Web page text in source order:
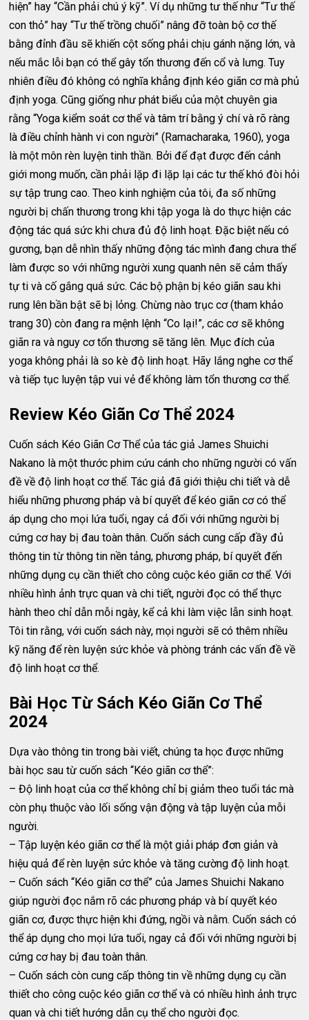
hiện” hay “Cần phải chú ý kỹ”. Ví dụ những tư thế như “Tư thế
con thỏ” hay “Tư thế trồng chuối” nâng đỡ toàn bộ cơ thế
bằng đỉnh đầu sẽ khiến cột sống phải chịu gánh nặng lớn, và
nếu mắc lỗi bạn có thể gây tổn thương đến cổ và lưng. Tuy
nhiên điều đó không có nghĩa khẳng định kéo giãn cơ mà phủ
định yoga. Cũng giống như phát biểu của một chuyên gia
rằng “Yoga kiểm soát cơ thể và tâm trí bằng ý chí và rõ ràng
là điều chỉnh hành vi con người” (Ramacharaka, 1960), yoga
là một môn rèn luyện tinh thần. Bởi để đạt được đến cảnh
giới mong muốn, cần phải lặp đi lặp lại các tư thế khó đòi hỏi
sự tập trung cao. Theo kinh nghiệm của tôi, đa số những
người bị chấn thương trong khi tập yoga là do thực hiện các
động tác quá sức khi chưa đủ độ linh hoạt. Đặc biệt nếu có
gương, bạn dễ nhìn thấy những động tác mình đang chưa thể
làm được so với những người xung quanh nên sẽ cảm thấy
tự ti và cố gắng quá sức. Các bộ phận bị kéo giãn sau khi
rung lên bần bật sẽ bị lỏng. Chừng nào trục cơ (tham khảo
trang 30) còn đang ra mệnh lệnh “Co lại!”, các cơ sẽ không
giãn ra và nguy cơ tổn thương sẽ tăng lên. Mục đích của
yoga không phải là so kè độ linh hoạt. Hãy lắng nghe cơ thể
và tiếp tục luyện tập vui vẻ để không làm tổn thương cơ thể.
Review Kéo Giãn Cơ Thể 2024
Cuốn sách Kéo Giãn Cơ Thể của tác giả James Shuichi
Nakano là một thước phim cứu cánh cho những người có vấn
đề về độ linh hoạt cơ thể. Tác giả đã giới thiệu chi tiết và dễ
hiểu những phương pháp và bí quyết để kéo giãn cơ có thể
áp dụng cho mọi lứa tuổi, ngay cả đối với những người bị
cứng cơ hay bị đau toàn thân. Cuốn sách cung cấp đầy đủ
thông tin từ thông tin nền tảng, phương pháp, bí quyết đến
những dụng cụ cần thiết cho công cuộc kéo giãn cơ thể. Với
nhiều hình ảnh trực quan và chi tiết, người đọc có thể thực
hành theo chỉ dẫn mỗi ngày, kể cả khi làm việc lẫn sinh hoạt.
Tôi tin rằng, với cuốn sách này, mọi người sẽ có thêm nhiều
kỹ năng để rèn luyện sức khỏe và phòng tránh các vấn đề về
độ linh hoạt cơ thể.
Bài Học Từ Sách Kéo Giãn Cơ Thể
2024
Dựa vào thông tin trong bài viết, chúng ta học được những
bài học sau từ cuốn sách “Kéo giãn cơ thể”:
– Độ linh hoạt của cơ thể không chỉ bị giảm theo tuổi tác mà
còn phụ thuộc vào lối sống vận động và tập luyện của mỗi
người.
– Tập luyện kéo giãn cơ thể là một giải pháp đơn giản và
hiệu quả để rèn luyện sức khỏe và tăng cường độ linh hoạt.
– Cuốn sách “Kéo giãn cơ thể” của James Shuichi Nakano
giúp người đọc nắm rõ các phương pháp và bí quyết kéo
giãn cơ, được thực hiện khi đứng, ngồi và nằm. Cuốn sách có
thể áp dụng cho mọi lứa tuổi, ngay cả đối với những người bị
cứng cơ hay bị đau toàn thân.
– Cuốn sách còn cung cấp thông tin về những dụng cụ cần
thiết cho công cuộc kéo giãn cơ thể và có nhiều hình ảnh trực
quan và chi tiết hướng dẫn cụ thể cho người đọc.